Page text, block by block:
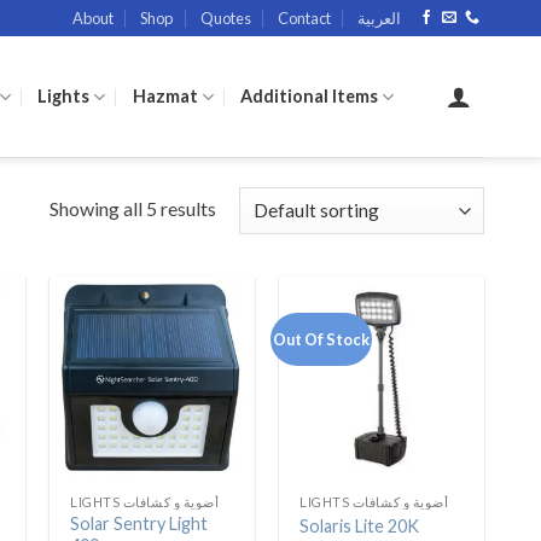
About Shop Quotes Contact العربية
Lights Hazmat Additional Items
Showing all 5 results
LIGHTS أضوية و كشافات
Solar Sentry Light
Out Of Stock
LIGHTS أضوية و كشافات
Solaris Lite 20K